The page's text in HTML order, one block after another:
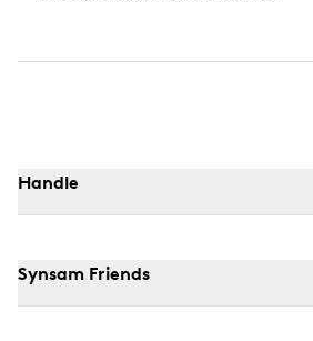
Handle
Synsam Friends